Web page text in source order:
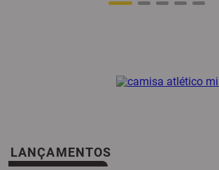
LANÇAMENTOS